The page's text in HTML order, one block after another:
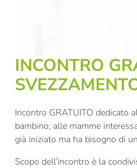
INCONTRO
Incontro GRATUITO dedicato
bambino, alle mamme
già iniziato ma ha bisogno di
Scopo dell’incontro è la